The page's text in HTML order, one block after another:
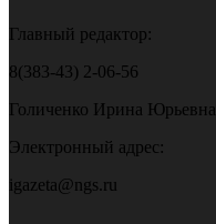
Главный редактор:
8(383-43) 2-06-56
Голиченко Ирина Юрьевна
Электронный адрес:
igazeta@ngs.ru